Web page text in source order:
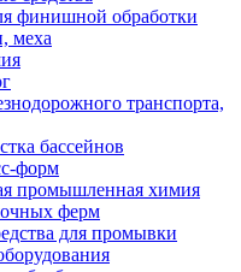
финишной обработки
меха
транспорта,
бассейнов
форм
промышленная химия
ферм
для промывки